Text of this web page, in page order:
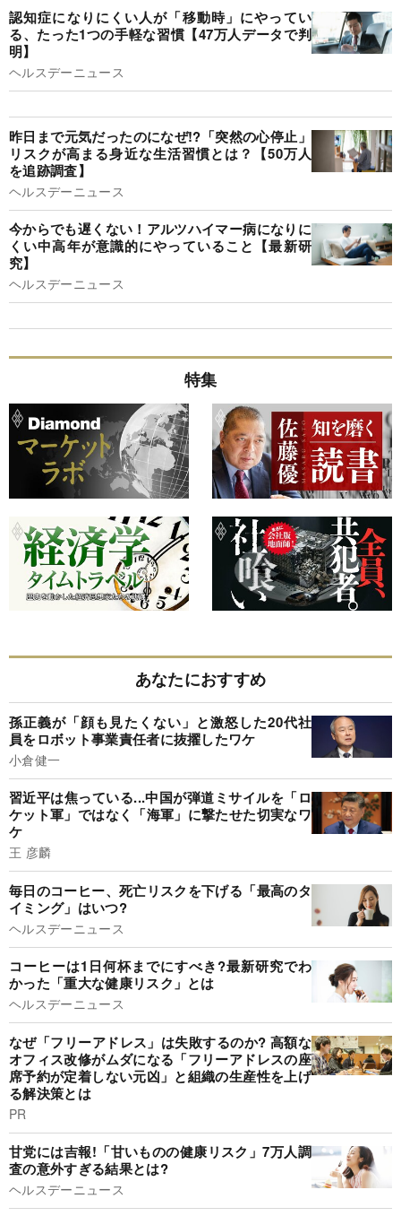
認知症になりにくい人が「移動時」にやってい
る、たった1つの手軽な習慣【47万人データで判
明】
ヘルスデーニュース
昨日まで元気だったのになぜ!?「突然の心停止」
リスクが高まる身近な生活習慣とは？【50万人
を追跡調査】
ヘルスデーニュース
今からでも遅くない！アルツハイマー病になりに
くい中高年が意識的にやっていること【最新研
究】
ヘルスデーニュース
特集
あなたにおすすめ
孫正義が「顔も見たくない」と激怒した20代社
員をロボット事業責任者に抜擢したワケ
小倉健一
習近平は焦っている...中国が弾道ミサイルを「ロ
ケット軍」ではなく「海軍」に撃たせた切実なワ
ケ
王 彦麟
毎日のコーヒー、死亡リスクを下げる「最高のタ
イミング」はいつ?
ヘルスデーニュース
コーヒーは1日何杯までにすべき?最新研究でわ
かった「重大な健康リスク」とは
ヘルスデーニュース
なぜ「フリーアドレス」は失敗するのか? 高額な
オフィス改修がムダになる「フリーアドレスの座
席予約が定着しない元凶」と組織の生産性を上げ
る解決策とは
PR
甘党には吉報!「甘いものの健康リスク」7万人調
査の意外すぎる結果とは?
ヘルスデーニュース